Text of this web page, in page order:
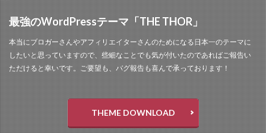
最強のWordPressテーマ「THE THOR」
本当にブロガーさんやアフィリエイターさんのためになる日本一のテーマに
したいと思っていますので、些細なことでも気が付いたのであればご報告い
ただけると幸いです。ご要望も、バグ報告も喜んで承っております！
THEME DOWNLOAD